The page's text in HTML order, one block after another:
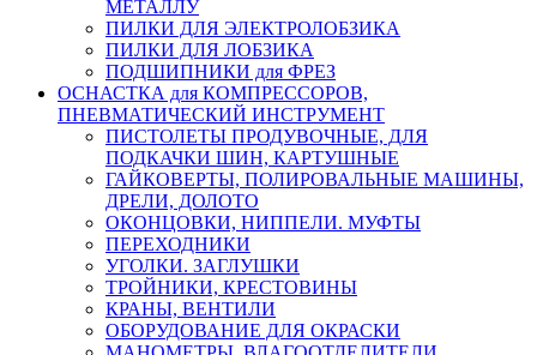
МЕТАЛЛУ
ПИЛКИ ДЛЯ ЭЛЕКТРОЛОБЗИКА
ПИЛКИ ДЛЯ ЛОБЗИКА
ПОДШИПНИКИ для ФРЕЗ
ОСНАСТКА для КОМПРЕССОРОВ,
ПНЕВМАТИЧЕСКИЙ ИНСТРУМЕНТ
ПИСТОЛЕТЫ ПРОДУВОЧНЫЕ, ДЛЯ
ПОДКАЧКИ ШИН, КАРТУШНЫЕ
ГАЙКОВЕРТЫ, ПОЛИРОВАЛЬНЫЕ МАШИНЫ,
ДРЕЛИ, ДОЛОТО
ОКОНЦОВКИ, НИППЕЛИ. МУФТЫ
ПЕРЕХОДНИКИ
УГОЛКИ. ЗАГЛУШКИ
ТРОЙНИКИ, КРЕСТОВИНЫ
КРАНЫ, ВЕНТИЛИ
ОБОРУДОВАНИЕ ДЛЯ ОКРАСКИ